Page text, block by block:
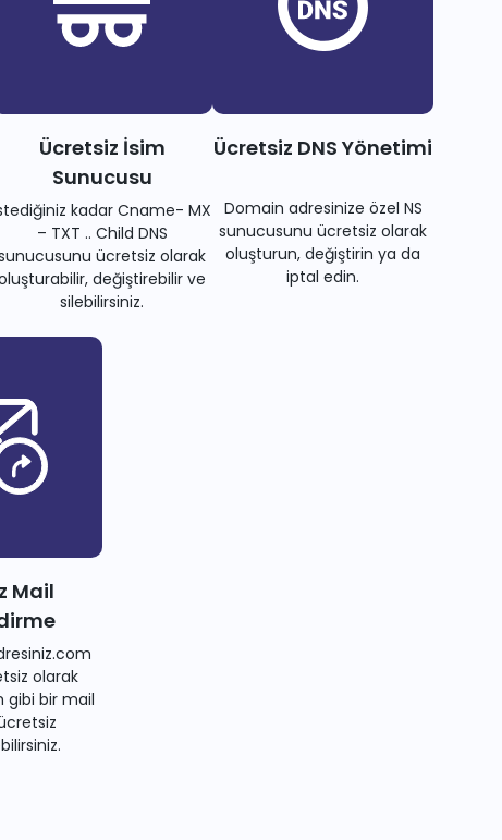
Ücretsiz İsim
Sunucusu
kadar Cname- MX
– TXT .. Child DNS
ücretsiz olarak
değiştirebilir ve
silebilirsiniz.
Ücretsiz DNS Yönetimi
Domain adresinize özel NS
sunucusunu ücretsiz olarak
oluşturun, değiştirin ya da
iptal edin.
Mail
olarak
gibi bir mail